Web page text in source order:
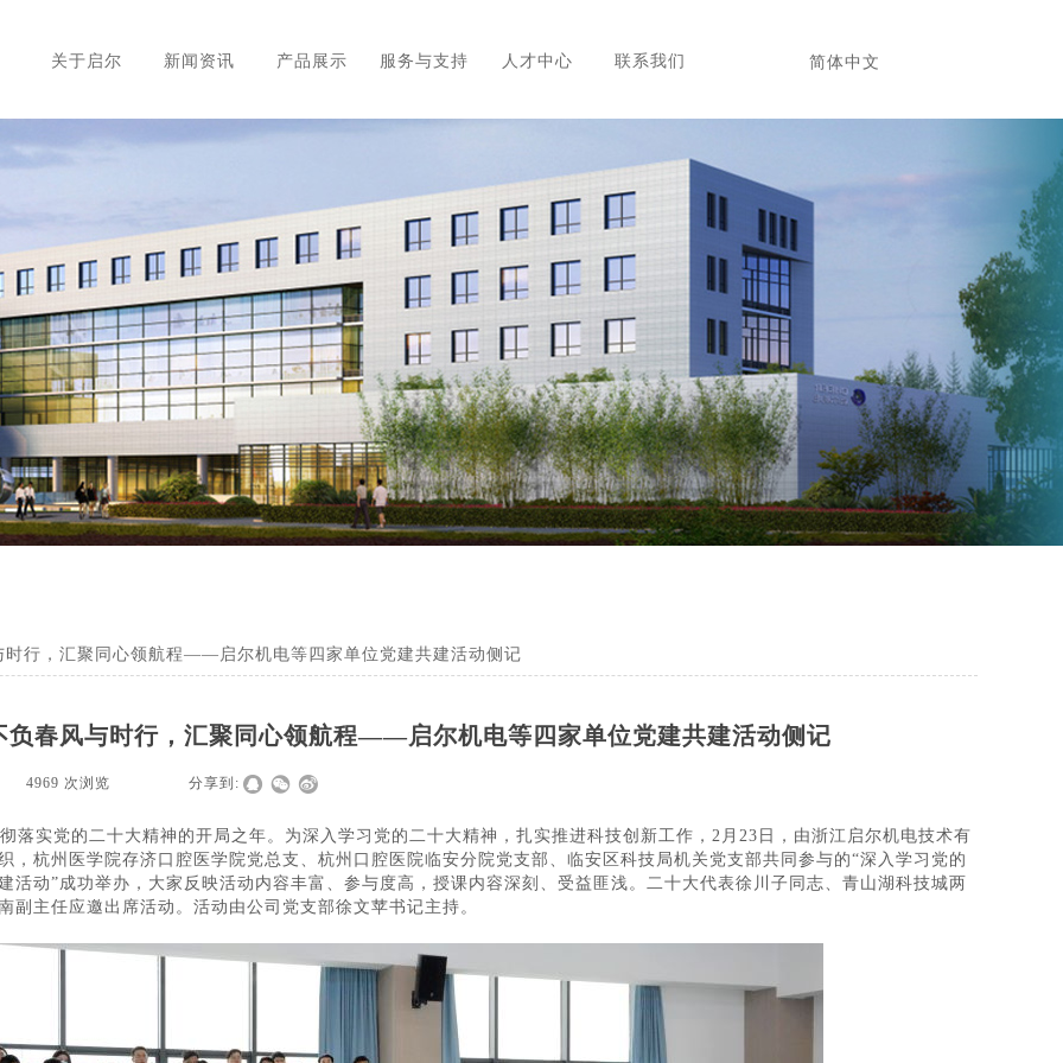
简体中文
关于启尔 新闻资讯 产品展示 服务与支持 人才中心 联系我们
时行，汇聚同心领航程——启尔机电等四家单位党建共建活动侧记
负春风与时行，汇聚同心领航程——启尔机电等四家单位党建共建活动侧记
4969 次浏览 分享到:
党的二十大精神的开局之年。为深入学习党的二十大精神，扎实推进科技创新工作，2月23日，由浙江启尔机电技术有
，杭州医学院存济口腔医学院党总支、杭州口腔医院临安分院党支部、临安区科技局机关党支部共同参与的“深入学习党的
活动”成功举办，大家反映活动内容丰富、参与度高，授课内容深刻、受益匪浅。二十大代表徐川子同志、青山湖科技城两
副主任应邀出席活动。活动由公司党支部徐文苹书记主持。